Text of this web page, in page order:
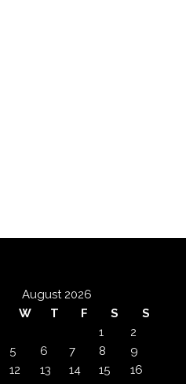
August 2026
W T F S
S
1
2
5 6 7 8
9
12 13 14 15
16